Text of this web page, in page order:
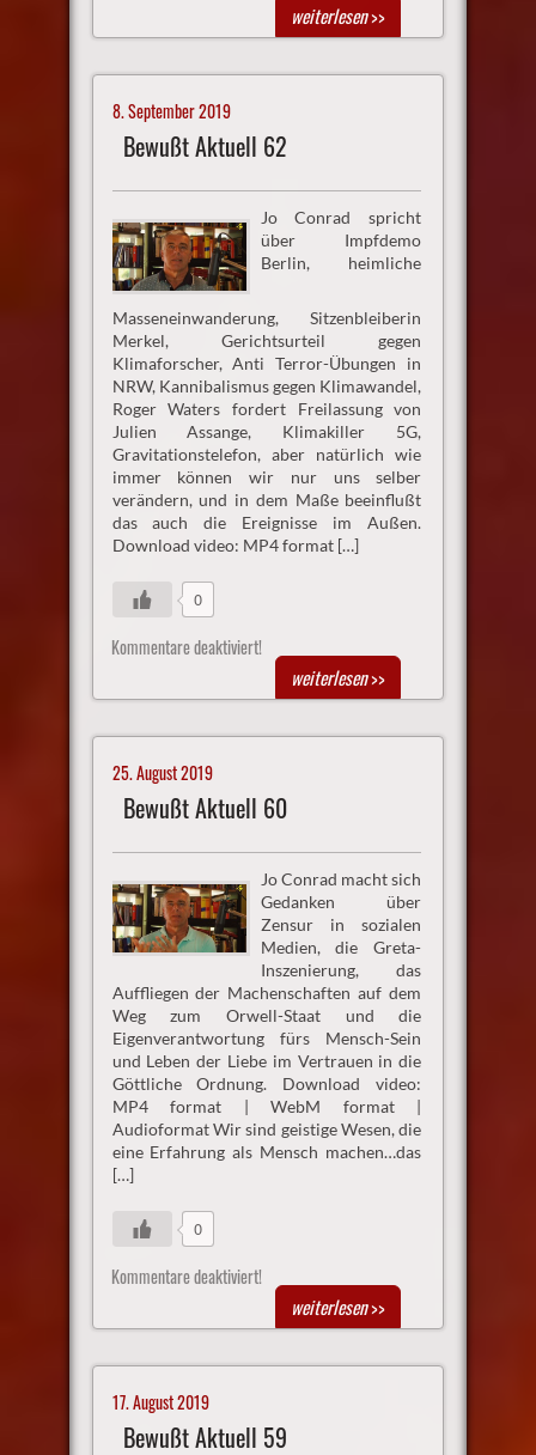
weiterlesen>>
8. September 2019
Bewußt Aktuell 62
Jo Conrad spricht
über Impfdemo
Berlin, heimliche
Masseneinwanderung, Sitzenbleiberin
Merkel, Gerichtsurteil gegen
Klimaforscher, Anti Terror-Übungen in
NRW, Kannibalismus gegen Klimawandel,
Roger Waters fordert Freilassung von
Julien Assange, Klimakiller 5G,
Gravitationstelefon, aber natürlich wie
immer können wir nur uns selber
verändern, und in dem Maße beeinflußt
das auch die Ereignisse im Außen.
Download video: MP4 format […]
0
Kommentare deaktiviert!
weiterlesen>>
25. August 2019
Bewußt Aktuell 60
Jo Conrad macht sich
Gedanken über
Zensur in sozialen
Medien, die Greta-
Inszenierung, das
Auffliegen der Machenschaften auf dem
Weg zum Orwell-Staat und die
Eigenverantwortung fürs Mensch-Sein
und Leben der Liebe im Vertrauen in die
Göttliche Ordnung. Download video:
MP4 format | WebM format |
Audioformat Wir sind geistige Wesen, die
eine Erfahrung als Mensch machen…das
[…]
0
Kommentare deaktiviert!
weiterlesen>>
17. August 2019
Bewußt Aktuell 59